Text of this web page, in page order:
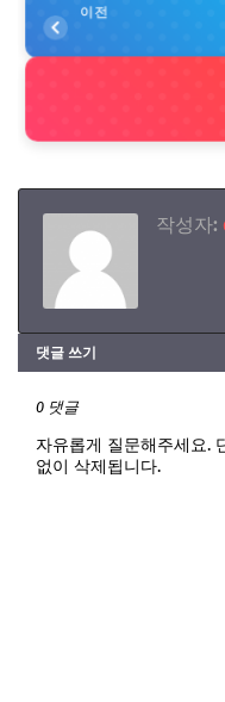
이전
작성자:
댓글 쓰기
0 댓글
자유롭게 질문해주세요.
없이 삭제됩니다.